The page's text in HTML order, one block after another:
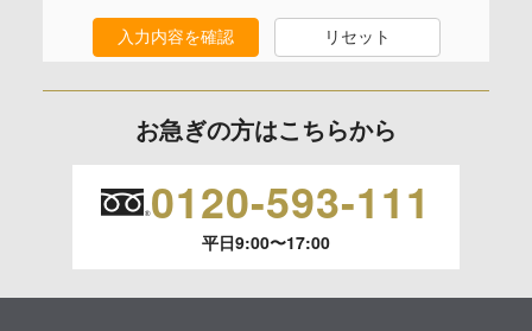
利用目的の通知、開示、内容の訂正、追加または削除、利用
います。）に応じます。
開示等のご請求は、下記お問い合わせ先窓口へご連絡願いま
す。
入力内容を確認 リセット
お急ぎの方はこちらから
0120-593-111
平日9:00〜17:00